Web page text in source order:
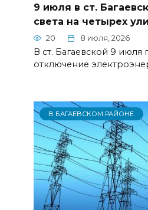
9 июля в ст.
света на четырех
20 8 июля, 2026
В ст. Багаевской 9 июля
отключение
В БАГАЕВСКОМ РАЙОНЕ